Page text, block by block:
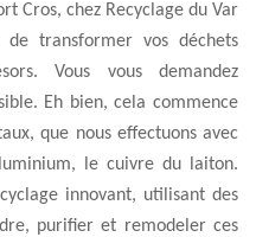
Cros, chez Recyclage du Var
transformer vos déchets
Vous vous demandez
Eh bien, cela commence
que nous effectuons avec
le cuivre du laiton.
innovant, utilisant des
purifier et remodeler ces